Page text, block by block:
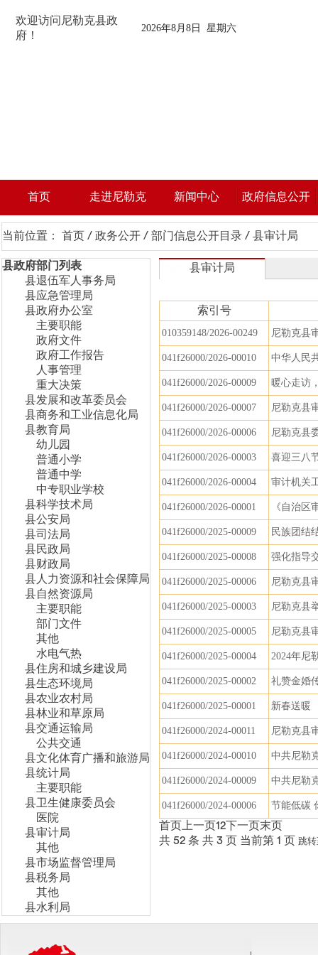
欢迎访问尼勒克县政
府！
2026年8月8日 星期六
首页 走进尼勒克 新闻中心 政府信息公开
当前位置： 首页 / 政务公开 / 部门信息公开目录 / 县审计局
县政府部门列表
县退伍军人事务局
县应急管理局
县政府办公室
主要职能
政府文件
政府工作报告
人事管理
重大决策
县发展和改革委员会
县商务和工业信息化局
县教育局
幼儿园
普通小学
普通中学
中专职业学校
县科学技术局
县公安局
县司法局
县民政局
县财政局
县人力资源和社会保障局
县自然资源局
主要职能
部门文件
其他
水电气热
县住房和城乡建设局
县生态环境局
县农业农村局
县林业和草原局
县交通运输局
公共交通
县文化体育广播和旅游局
县统计局
主要职能
县卫生健康委员会
医院
县审计局
其他
县市场监督管理局
县税务局
其他
县水利局
县审计局
索引号
010359148/2026-00249 尼勒克县
041f26000/2026-00010 中华人民
041f26000/2026-00009 暖心走访
041f26000/2026-00007 尼勒克县
041f26000/2026-00006 尼勒克县
041f26000/2026-00003 喜迎三八
041f26000/2026-00004 审计机关
041f26000/2026-00001 《自治区
041f26000/2025-00009 民族团结
041f26000/2025-00008 强化指导
041f26000/2025-00006 尼勒克县
041f26000/2025-00003 尼勒克县
041f26000/2025-00005 尼勒克县
041f26000/2025-00004 2024年尼
041f26000/2025-00002 礼赞金婚
041f26000/2025-00001 新春送暖
041f26000/2024-00011 尼勒克县
041f26000/2024-00010 中共尼勒
041f26000/2024-00009 中共尼勒
041f26000/2024-00006 节能低碳
首页 上一页12 下一页 末页
共 52 条 共 3 页 当前第 1 页 跳